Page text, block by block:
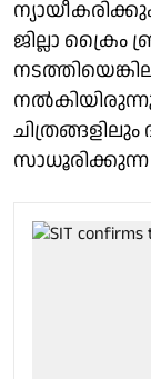
ജില്ലാ